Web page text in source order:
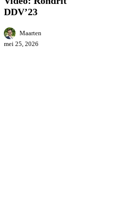
DDV’23
Maarten
mei 25, 2026